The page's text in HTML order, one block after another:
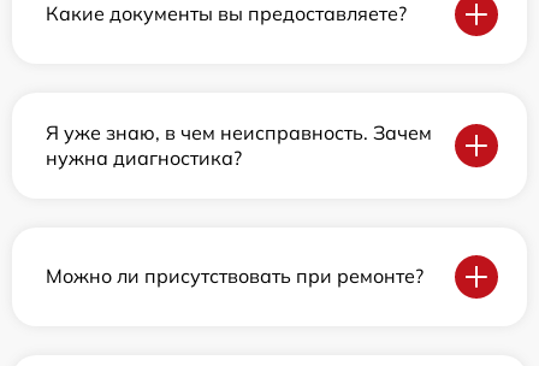
Какие документы вы предоставляете?
Я уже знаю, в чем неисправность. Зачем
нужна диагностика?
Можно ли присутствовать при ремонте?